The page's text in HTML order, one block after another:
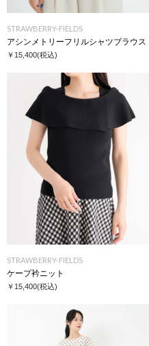
STRAWBERRY-FIELDS
アシンメトリーフリルシャツブラウス
￥15,400(税込)
STRAWBERRY-FIELDS
ケープ衿ニット
￥15,400(税込)